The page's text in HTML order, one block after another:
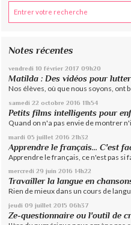
Notes récentes
vendredi 10 février 2017 09h20
Matilda : Des vidéos pour
Nos élèves, où que nous soyons, ont
samedi 22 octobre 2016 11h54
Petits films intelligents pour
Quand on n'a pas envie de montrer
mardi 05 juillet 2016 21h32
Apprendre le français... C'est
Apprendre le français, ce n'est pas si
mercredi 29 juin 2016 14h22
Travailler la langue en
Rien de mieux dans un cours de
jeudi 09 juillet 2015 06h37
Ze-questionnaire ou l'outil de